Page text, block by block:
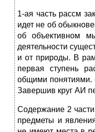
1-ая часть рассм
идет не об
об объективном
деятельности
и от природы. В
первая ступень
общими понятиями.
Завершив круг АИ
Содержание 2
предметы и